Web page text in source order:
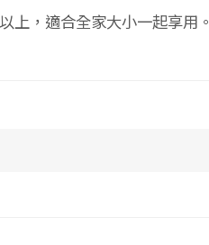
上，適合全家大小一起享用。